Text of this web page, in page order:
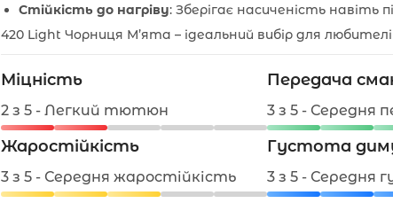
Стійкість до нагріву: Зберігає насиченість навіть
420 Light Чорниця М’ята – ідеальний вибір для
Міцність
2 з 5 - Легкий тютюн
Передача
3 з 5 - Середня
Жаростійкість
3 з 5 - Середня жаростійкість
Густота
3 з 5 - Середня